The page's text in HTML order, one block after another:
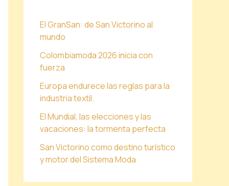
El GranSan: de San Victorino al
mundo
Colombiamoda 2026 inicia con
fuerza
Europa endurece las reglas para la
industria textil.
El Mundial, las elecciones y las
vacaciones: la tormenta perfecta
San Victorino como destino turístico
y motor del Sistema Moda